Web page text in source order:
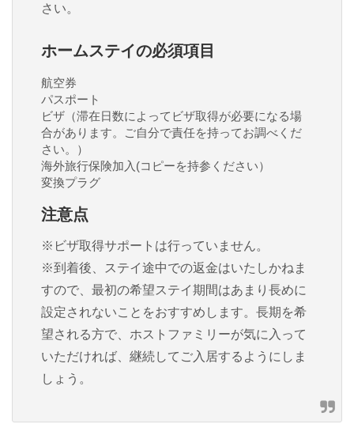
さい。
ホームステイの必須項目
航空券
パスポート
ビザ（滞在日数によってビザ取得が必要になる場
合があります。ご自分で責任を持ってお調べくだ
さい。）
海外旅行保険加入(コピーを持参ください）
変換プラグ
注意点
※ビザ取得サポートは行っていません。
※到着後、ステイ途中での返金はいたしかねま
すので、最初の希望ステイ期間はあまり長めに
設定されないことをおすすめします。長期を希
望される方で、ホストファミリーが気に入って
いただければ、継続してご入居するようにしま
しょう。